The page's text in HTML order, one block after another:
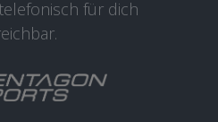
für dich